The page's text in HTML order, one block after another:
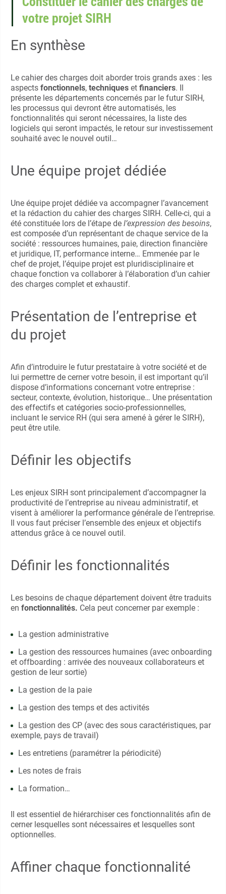
votre projet SIRH
En synthèse
Le cahier des charges doit aborder trois grands axes : les
aspects fonctionnels, techniques et financiers. Il
présente les départements concernés par le futur SIRH,
les processus qui devront être automatisés, les
fonctionnalités qui seront nécessaires, la liste des
logiciels qui seront impactés, le retour sur investissement
souhaité avec le nouvel outil…
Une équipe projet dédiée
Une équipe projet dédiée va accompagner l’avancement
et la rédaction du cahier des charges SIRH. Celle-ci, qui a
été constituée lors de l’étape de l’expression des besoins,
est composée d’un représentant de chaque service de la
société : ressources humaines, paie, direction financière
et juridique, IT, performance interne… Emmenée par le
chef de projet, l’équipe projet est pluridisciplinaire et
chaque fonction va collaborer à l’élaboration d’un cahier
des charges complet et exhaustif.
Présentation de l’entreprise et
du projet
Afin d’introduire le futur prestataire à votre société et de
lui permettre de cerner votre besoin, il est important qu’il
dispose d’informations concernant votre entreprise :
secteur, contexte, évolution, historique… Une présentation
des effectifs et catégories socio-professionnelles,
incluant le service RH (qui sera amené à gérer le SIRH),
peut être utile.
Définir les objectifs
Les enjeux SIRH sont principalement d’accompagner la
productivité de l’entreprise au niveau administratif, et
visent à améliorer la performance générale de l’entreprise.
Il vous faut préciser l’ensemble des enjeux et objectifs
attendus grâce à ce nouvel outil.
Définir les fonctionnalités
Les besoins de chaque département doivent être traduits
en fonctionnalités. Cela peut concerner par exemple :
La gestion administrative
La gestion des ressources humaines (avec onboarding
et offboarding : arrivée des nouveaux collaborateurs et
gestion de leur sortie)
La gestion de la paie
La gestion des temps et des activités
La gestion des CP (avec des sous caractéristiques, par
exemple, pays de travail)
Les entretiens (paramétrer la périodicité)
Les notes de frais
La formation…
Il est essentiel de hiérarchiser ces fonctionnalités afin de
cerner lesquelles sont nécessaires et lesquelles sont
optionnelles.
Affiner chaque fonctionnalité